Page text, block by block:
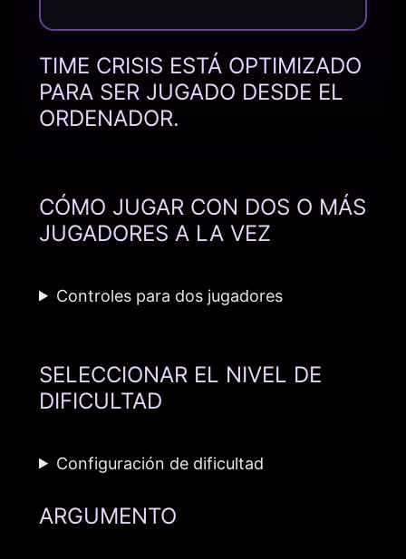
TIME CRISIS ESTÁ OPTIMIZADO
PARA SER JUGADO DESDE EL
ORDENADOR.
CÓMO JUGAR CON DOS O MÁS
JUGADORES A LA VEZ
Controles para dos jugadores
SELECCIONAR EL NIVEL DE
DIFICULTAD
Configuración de dificultad
ARGUMENTO